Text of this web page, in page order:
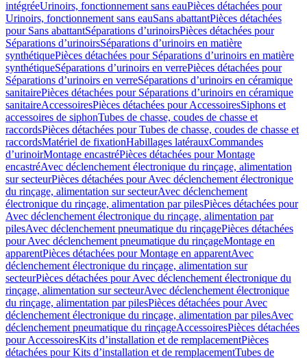
intégréeUrinoirs, fonctionnement sans eauPièces détachées pour
Urinoirs, fonctionnement sans eauSans abattantPièces détachées
pour Sans abattantSéparations d’urinoirsPièces détachées pour
Séparations d’urinoirsSéparations d’urinoirs en matière
synthétiquePièces détachées pour Séparations d’urinoirs en matière
synthétiqueSéparations d’urinoirs en verrePièces détachées pour
Séparations d’urinoirs en verreSéparations d’urinoirs en céramique
sanitairePièces détachées pour Séparations d’urinoirs en céramique
sanitaireAccessoiresPièces détachées pour AccessoiresSiphons et
accessoires de siphonTubes de chasse, coudes de chasse et
raccordsPièces détachées pour Tubes de chasse, coudes de chasse et
raccordsMatériel de fixationHabillages latérauxCommandes
dʼurinoirMontage encastréPièces détachées pour Montage
encastréAvec déclenchement électronique du rinçage, alimentation
sur secteurPièces détachées pour Avec déclenchement électronique
du rinçage, alimentation sur secteurAvec déclenchement
électronique du rinçage, alimentation par pilesPièces détachées pour
Avec déclenchement électronique du rinçage, alimentation par
pilesAvec déclenchement pneumatique du rinçagePièces détachées
pour Avec déclenchement pneumatique du rinçageMontage en
apparentPièces détachées pour Montage en apparentAvec
déclenchement électronique du rinçage, alimentation sur
secteurPièces détachées pour Avec déclenchement électronique du
rinçage, alimentation sur secteurAvec déclenchement électronique
du rinçage, alimentation par pilesPièces détachées pour Avec
déclenchement électronique du rinçage, alimentation par pilesAvec
déclenchement pneumatique du rinçageAccessoiresPièces détachées
pour AccessoiresKits d’installation et de remplacementPièces
détachées pour Kits d’installation et de remplacementTubes de